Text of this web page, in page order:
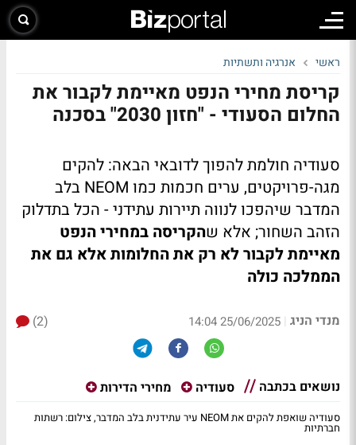
ראשי אנרגיה ותשתיות
קריסת מחירי הנפט מאיימת לקבור את
החלום הסעודי - "חזון 2030" בסכנה
סעודיה חולמת להפוך לדובאי הבאה: להקים
מגה-פרויקטים, ערים חכמות כמו NEOM בלב
המדבר שיהפכו לנווה תיירות עתידני - הכל בתדלוק
הזהב השחור; אלא שהקריסה במחירי הנפט
מאיימת לקבור לא רק את החלומות אלא גם את
הממלכה כולה
מנדי הניג |
25/06/2025 14:04
(2)
נושאים בכתבה סעודיה מחירי הדירות
סעודיה שואפת להקים את NEOM עיר עתידנית בלב המדבר, צילום: רשתות
חברתיות